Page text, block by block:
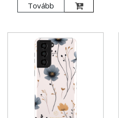
Tovább